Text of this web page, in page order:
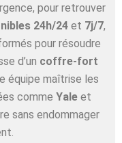
pour retrouver
24h/24 et 7j/7,
pour résoudre
d’un coffre-fort
équipe maîtrise les
comme Yale et
sans endommager